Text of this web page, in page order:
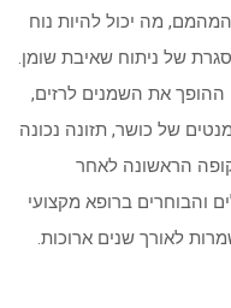
מה יכול להיות נוח
של ניתוח שאיבת שומן.
ההופך את השמנים לרזים,
של כושר, תזונה נכונה
הראשונה לאחר
והבוחרים ברופא מקצועי
לאורך שנים ארוכות.